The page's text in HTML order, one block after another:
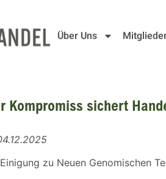
Über Uns
Kompromiss sichert
zu Neuen Genomischen